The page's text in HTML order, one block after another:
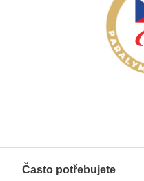
Často potřebujete